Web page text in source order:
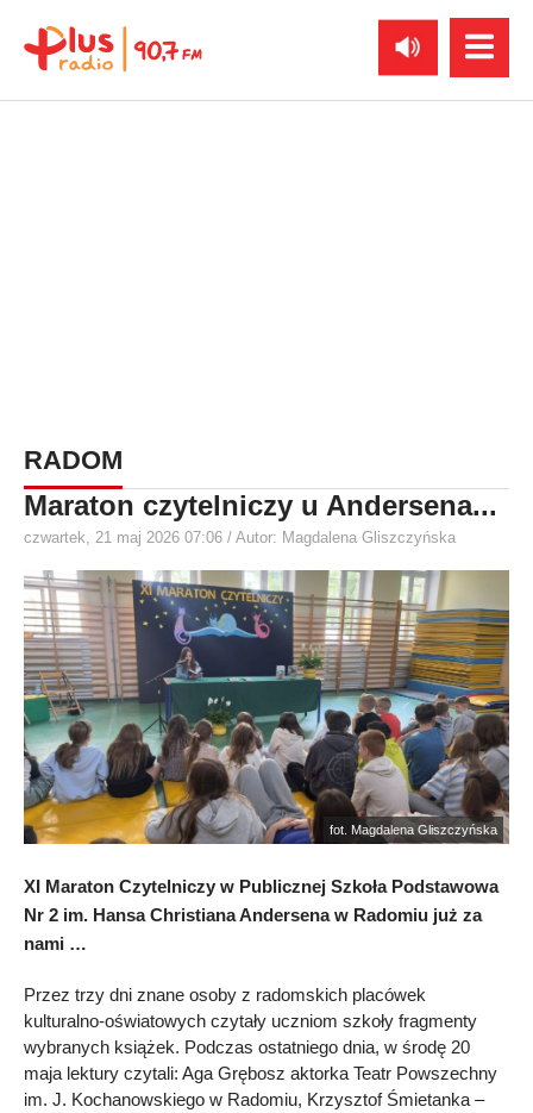
RADOM
Maraton czytelniczy u Andersena...
czwartek, 21 maj 2026 07:06 / Autor: Magdalena Gliszczyńska
fot. Magdalena Gliszczyńska
XI Maraton Czytelniczy w Publicznej Szkoła Podstawowa
Nr 2 im. Hansa Christiana Andersena w Radomiu już za
nami …
Przez trzy dni znane osoby z radomskich placówek
kulturalno-oświatowych czytały uczniom szkoły fragmenty
wybranych książek. Podczas ostatniego dnia, w środę 20
maja lektury czytali: Aga Grębosz aktorka Teatr Powszechny
im. J. Kochanowskiego w Radomiu, Krzysztof Śmietanka –